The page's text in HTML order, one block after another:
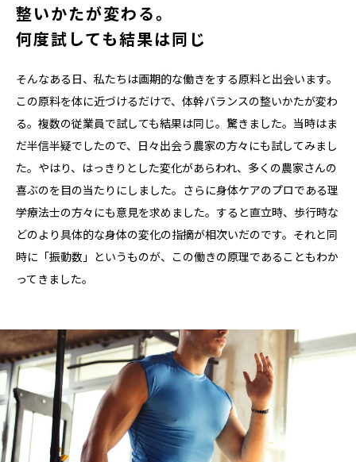
整いかたが変わる。
何度試しても結果は同じ
そんなある日、私たちは画期的な働きをする原料と出会います。
この原料を体に近づけるだけで、体幹バランスの整いかたが変わ
る。複数の従業員で試しても結果は同じ。驚きました。当時はま
だ半信半疑でしたので、日々出会う農家の方々にも試してみまし
た。やはり、はっきりとした変化があらわれ、多くの農家さんの
喜ぶのを目の当たりにしました。さらに身体ケアのプロである理
学療法士の方々にも意見を求めました。すると直立時、歩行時な
どのより具体的な身体の変化の指摘が相次いだのです。それと同
時に「振動数」というものが、この働きの原理であることもわか
ってきました。